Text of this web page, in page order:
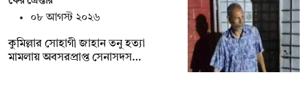
০৮ আগস্ট ২০২৬
কুমিল্লার সোহাগী জাহান তনু হত্যা
মামলায় অবসরপ্রাপ্ত সেনাসদস…